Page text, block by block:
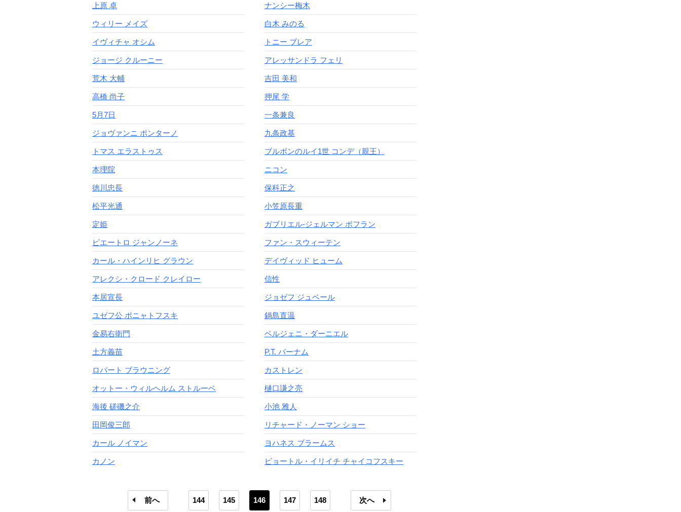
上原 卓 ナンシー梅木
ウィリー メイズ 白木 みのる
イヴィチャ オシム トニー ブレア
ジョージ クルーニー アレッサンドラ フェリ
荒木 大輔 吉田 美和
高橋 尚子 押尾 学
5月7日 一条兼良
ジョヴァンニ ポンターノ 九条政基
トマス エラストゥス ブルボンのルイ1世 コンデ（親王）
本理院 ニコン
徳川忠長 保科正之
松平光通 小笠原長重
定姫 ガブリエル‐ジェルマン ボフラン
ピエートロ ジャンノーネ ファン・スウィーテン
カール・ハインリヒ グラウン デイヴィッド ヒューム
アレクシ・クロード クレイロー 信性
本居宣長 ジョゼフ ジュベール
ユゼフ公 ポニャトフスキ 鍋島直温
金易右衛門 ベルジェニ・ダーニエル
土方義苗 P.T. バーナム
ロバート ブラウニング カストレン
オットー・ウィルヘルム ストルーベ 樋口謙之亮
海後 磋磯之介 小池 雅人
田岡俊三郎 リチャード・ノーマン ショー
カール ノイマン ヨハネス ブラームス
カノン ピョートル・イリイチ チャイコフスキー
前へ 144 145 146 147 148 次へ